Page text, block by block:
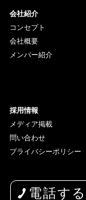
電話する
会社紹介
コンセプト
会社概要
メンバー紹介
採用情報
メディア掲載
問い合わせ
プライバシーポリシー